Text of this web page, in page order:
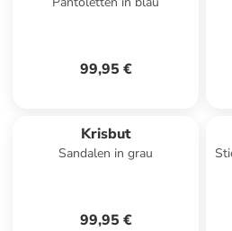
99,95 €
Krisbut
Sandalen in grau
99,95 €